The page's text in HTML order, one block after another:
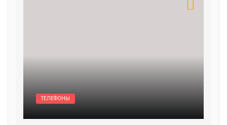
ТЕЛЕФОНЫ